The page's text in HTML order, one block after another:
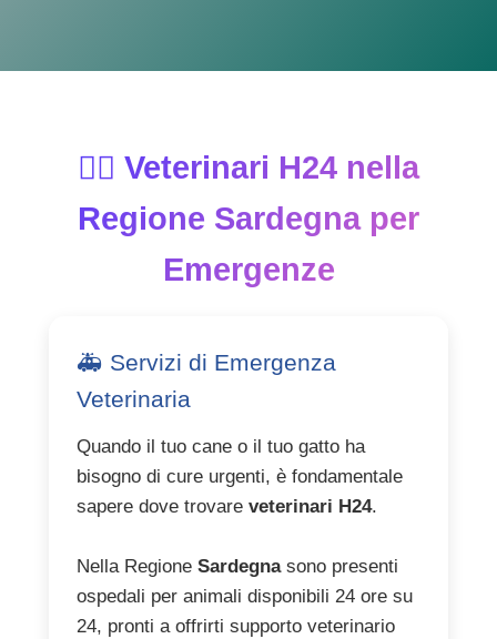
🐕‍🦺 Veterinari H24 nella
Regione Sardegna per
Emergenze
🚑 Servizi di Emergenza
Veterinaria
Quando il tuo cane o il tuo gatto ha
bisogno di cure urgenti, è fondamentale
sapere dove trovare veterinari H24.
Nella Regione Sardegnasono presenti
ospedali per animali disponibili 24 ore su
24, pronti a offrirti supporto veterinario